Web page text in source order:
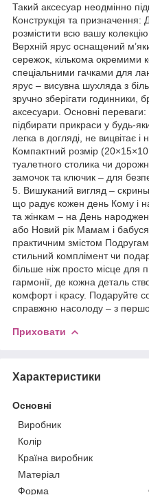
Такий аксесуар неодмінно
Конструкція та призначення:
розмістити всю вашу
Верхній ярус оснащений
сережок, кількома окремими
спеціальними гачками для
ярус – висувна шухляда з
зручно зберігати годинники,
аксесуари. Основні
підбирати прикраси у будь-
легка в догляді, не вицвітає і
Компактний розмір
туалетного столика чи
замочок та ключик – для
5. Вишуканий вигляд –
що радує кожен день Кому і
та жінкам – на День
або Новий рік Мамам і
практичним змістом
стильний комплімент чи
більше ніж просто місце для
гармонії, де кожна деталь
комфорт і красу. Подаруйте
справжню насолоду – з
Приховати
Характеристики
Основні
Виробник
Колір
Країна виробник
Матеріал
Форма